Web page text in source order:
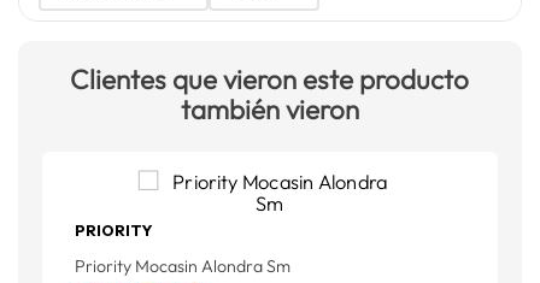
Clientes que vieron este producto
también vieron
PRIORITY
Priority Mocasin Alondra Sm